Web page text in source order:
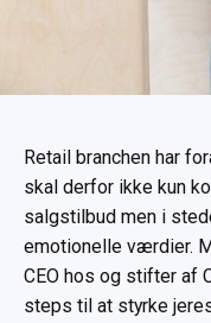
Retail branchen har
skal derfor ikke kun
salgstilbud men i
emotionelle værdier.
CEO hos og stifter af
steps til at styrke